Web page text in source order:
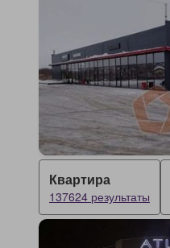
Квартира
137624 результаты